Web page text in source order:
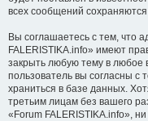
всех сообщений
Вы соглашаетесь с тем, что
FALERISTIKA.info» имеют
закрыть любую тему в любое
пользователь вы согласны с
храниться в базе данных.
третьим лицам без вашего
«Forum FALERISTIKA.info»,